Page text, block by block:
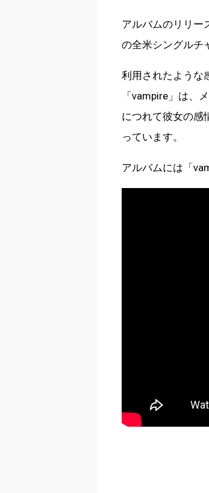
アルバムのリリー
の全米シングルチ
利用されたような
「vampire」は、
につれて彼女の感
っています。
アルバムには「